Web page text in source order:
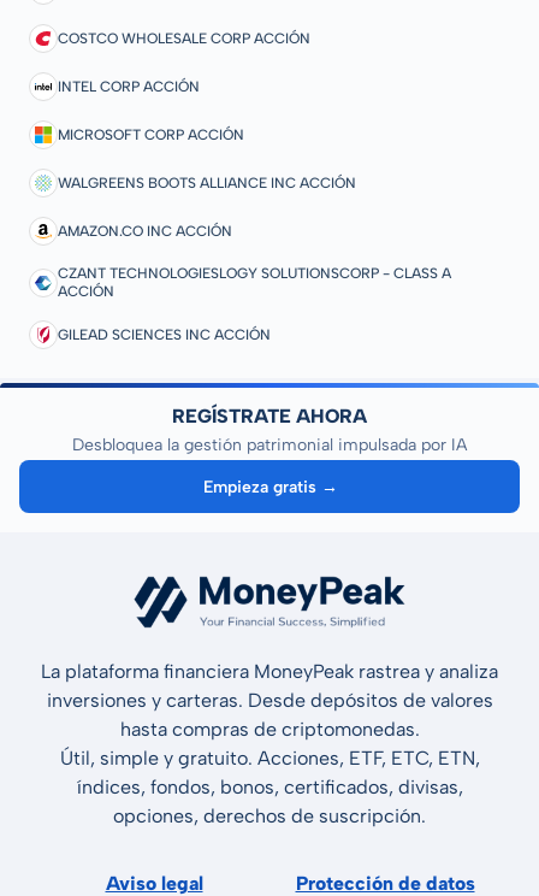
COSTCO WHOLESALE CORP ACCIÓN
INTEL CORP ACCIÓN
MICROSOFT CORP ACCIÓN
WALGREENS BOOTS ALLIANCE INC ACCIÓN
AMAZON.CO INC ACCIÓN
CZANT TECHNOLOGIESLOGY SOLUTIONSCORP - CLASS A
ACCIÓN
GILEAD SCIENCES INC ACCIÓN
REGÍSTRATE AHORA
Desbloquea la gestión patrimonial impulsada por IA
Empieza gratis →
La plataforma financiera MoneyPeak rastrea y analiza
inversiones y carteras. Desde depósitos de valores
hasta compras de criptomonedas.
Útil, simple y gratuito. Acciones, ETF, ETC, ETN,
índices, fondos, bonos, certificados, divisas,
opciones, derechos de suscripción.
Aviso legal Protección de datos